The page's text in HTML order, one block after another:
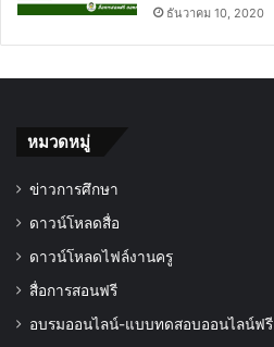
ธันวาคม 10, 2020
หมวดหมู่
ข่าวการศึกษา
ดาวน์โหลดสื่อ
ดาวน์โหลดไฟล์งานครู
สื่อการสอนฟรี
อบรมออนไลน์-แบบทดสอบออนไลน์ฟรี